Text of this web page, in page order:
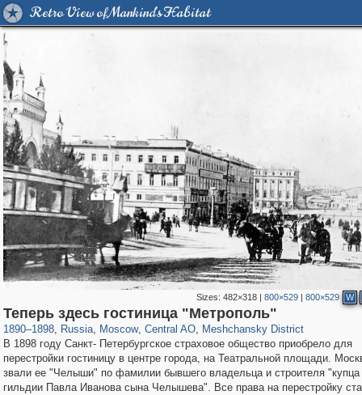
Retro View of Mankind's Habitat
Sizes:482×318 |800×529 |800×529 W
Теперь здесь гостиница "Метрополь"
1890–1898, Russia
1,407,712 29,262
, Moscow
319,968 8,295
, Central AO
160,055 5,920
, Meshchansky District
10,193 264
В 1898 году Санкт- Петербургское страховое общество приобрело для
перестройки гостиницу в центре города, на Театральной площади.
звали ее "Челыши" по фамилии бывшего владельца и строителя "купца
гильдии Павла Иванова сына Челышева". Все права на перестройку